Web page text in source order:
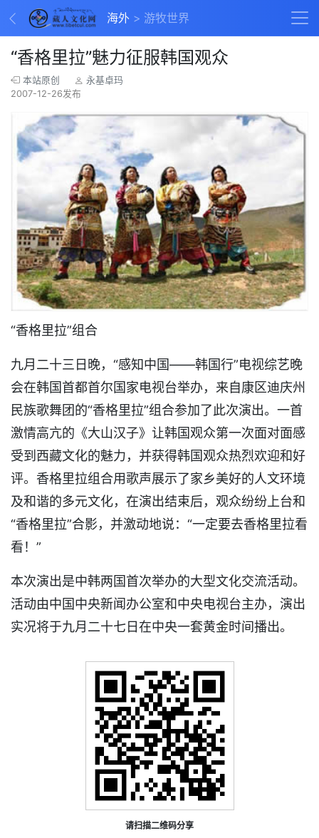
海外 游牧世界
“香格里拉”魅力征服韩国观众
本站原创
永基卓玛
2007-12-26发布
“香格里拉”组合
九月二十三日晚，“感知中国——韩国行”电视综艺晚
会在韩国首都首尔国家电视台举办，来自康区迪庆州
民族歌舞团的“香格里拉”组合参加了此次演出。一首
激情高亢的《大山汉子》让韩国观众第一次面对面感
受到西藏文化的魅力，并获得韩国观众热烈欢迎和好
评。香格里拉组合用歌声展示了家乡美好的人文环境
及和谐的多元文化，在演出结束后，观众纷纷上台和
“香格里拉”合影，并激动地说：“一定要去香格里拉看
看！”
本次演出是中韩两国首次举办的大型文化交流活动。
活动由中国中央新闻办公室和中央电视台主办，演出
实况将于九月二十七日在中央一套黄金时间播出。
请扫描二维码分享